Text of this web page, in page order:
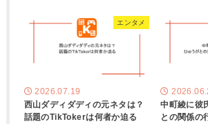
エンタメ
2026.07.19
西山ダディダディの元ネタは？
話題のTikTokerは何者か迫る
中町綾に彼
との関係の